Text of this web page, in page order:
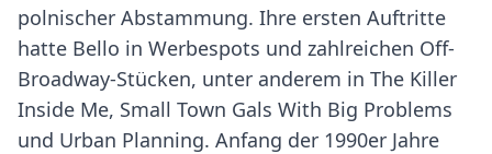
polnischer Abstammung. Ihre ersten Auftritte
hatte Bello in Werbespots und zahlreichen Off-
Broadway-Stücken, unter anderem in The Killer
Inside Me, Small Town Gals With Big Problems
und Urban Planning. Anfang der 1990er Jahre